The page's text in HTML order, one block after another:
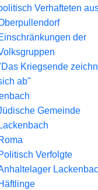
Verhafteten
der
Kriegsende
ab"
Gemeinde
Lackenbach
Verfolgte